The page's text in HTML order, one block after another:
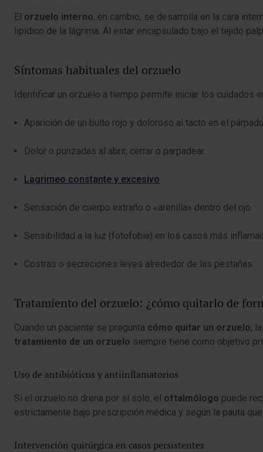
El orzuelo interno, en cambio, se desarrolla en la cara
lipídico de la lágrima. Al estar encapsulado bajo el tejido
Síntomas habituales del orzuelo
Identificar un orzuelo a tiempo permite iniciar los cuidados
Aparición de un bulto rojo y doloroso al tacto en el
Dolor o punzadas al abrir, cerrar o parpadear.
Lagrimeo constante y excesivo.
Sensación de cuerpo extraño o «arenilla» dentro del ojo.
Sensibilidad a la luz (fotofobia) en los casos más
Costras o secreciones leves alrededor de las pestañas.
Tratamiento del orzuelo: ¿cómo quitarlo de
Cuando un paciente se pregunta cómo quitar un orzuelo,
tratamiento de un orzuelo siempre tiene como objetivo
Uso de antibióticos y antiinflamatorios
Si el orzuelo no drena por sí solo, el oftalmólogo puede
estrictamente bajo prescripción médica y según la pauta
Intervención quirúrgica en casos persistentes